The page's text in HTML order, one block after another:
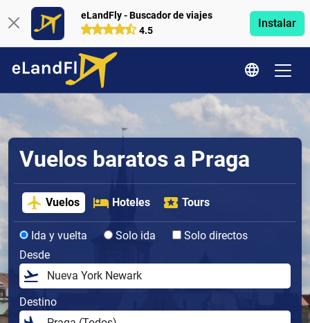
eLandFly - Buscador de viajes
4.5
Instalar
Vuelos baratos a Praga
Vuelos Hoteles Tours
Ida y vuelta Solo ida
Solo directos
Desde
Destino